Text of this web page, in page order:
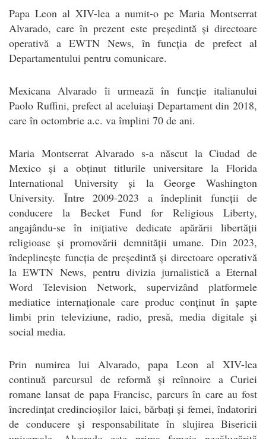
Papa Leon al XIV-lea a numit-o pe Maria Montserrat
Alvarado, care în prezent este președintă și directoare
operativă a EWTN News, în funcția de prefect al
Departamentului pentru comunicare.
Mexicana Alvarado îi urmează în funcție italianului
Paolo Ruffini, prefect al aceluiași Departament din 2018,
care în octombrie a.c. va împlini 70 de ani.
Maria Montserrat Alvarado s-a născut la Ciudad de
Mexico și a obținut titlurile universitare la Florida
International University și la George Washington
University. Între 2009-2023 a îndeplinit funcții de
conducere la Becket Fund for Religious Liberty,
angajându-se în inițiative dedicate apărării libertății
religioase și promovării demnității umane. Din 2023,
îndeplinește funcția de președintă și directoare operativă
la EWTN News, pentru divizia jurnalistică a Eternal
Word Television Network, supervizând platformele
mediatice internaționale care produc conținut în șapte
limbi prin televiziune, radio, presă, media digitale și
social media.
Prin numirea lui Alvarado, papa Leon al XIV-lea
continuă parcursul de reformă și reînnoire a Curiei
romane lansat de papa Francisc, parcurs în care au fost
încredințat credincioșilor laici, bărbați și femei, îndatoriri
de conducere și responsabilitate în slujirea Bisericii